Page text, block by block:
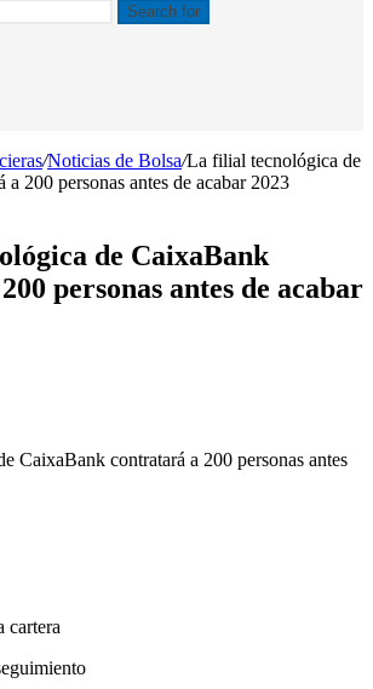
Search for
/Noticias de Bolsa/La filial tecnológica de
200 personas antes de acabar 2023
de CaixaBank
personas antes de acabar
CaixaBank contratará a 200 personas antes
cartera